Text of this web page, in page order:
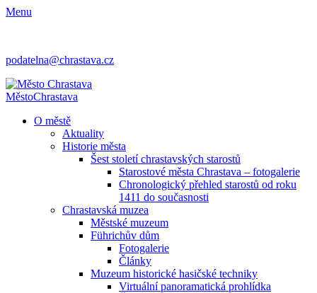
Menu
podatelna@chrastava.cz
MěstoChrastava
O městě
Aktuality
Historie města
Šest století chrastavských starostů
Starostové města Chrastava – fotogalerie
Chronologický přehled starostů od roku
1411 do současnosti
Chrastavská muzea
Městské muzeum
Führichův dům
Fotogalerie
Články
Muzeum historické hasičské techniky
Virtuální panoramatická prohlídka